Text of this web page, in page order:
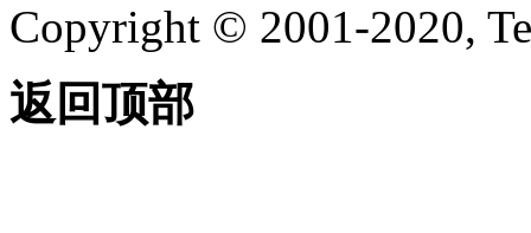
Copyright © 2001-2020,
返回顶部